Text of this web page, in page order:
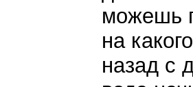
можешь
на
назад с